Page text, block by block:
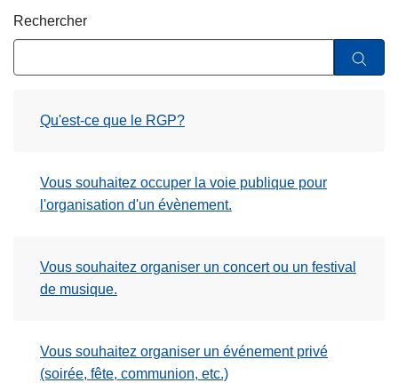
Rechercher
Qu'est-ce que le RGP?
Vous souhaitez occuper la voie publique pour
l'organisation d'un évènement.
Vous souhaitez organiser un concert ou un festival
de musique.
Vous souhaitez organiser un événement privé
(soirée, fête, communion, etc.)